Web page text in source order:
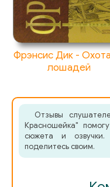
Фрэнсис Дик -
лошадей
Отзывы
Красношейка"
сюжета и
поделитесь своим.